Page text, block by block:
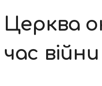
Церква
час війни